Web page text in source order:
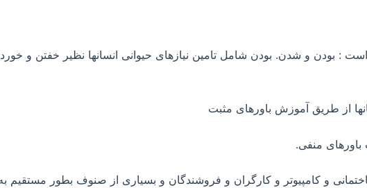
است : بودن و شدن. بودن شامل تامین نیازهای حیوانی انسانها نظیر خفتن
و کامپیوتر و کارگران و فروشندگان و بسیاری از صنوف بطور مستقیم